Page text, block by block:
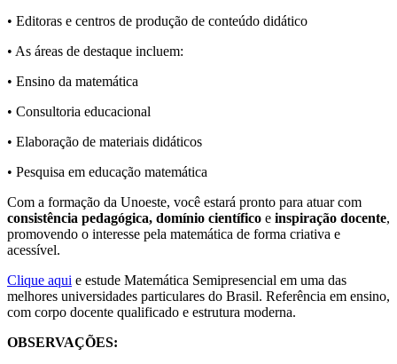
• Editoras e centros de produção de conteúdo didático
• As áreas de destaque incluem:
• Ensino da matemática
• Consultoria educacional
• Elaboração de materiais didáticos
• Pesquisa em educação matemática
Com a formação da Unoeste, você estará pronto para atuar com
consistência pedagógica, domínio científico e inspiração docente,
promovendo o interesse pela matemática de forma criativa e
acessível.
Clique aqui e estude Matemática Semipresencial em uma das
melhores universidades particulares do Brasil. Referência em ensino,
com corpo docente qualificado e estrutura moderna.
OBSERVAÇÕES: